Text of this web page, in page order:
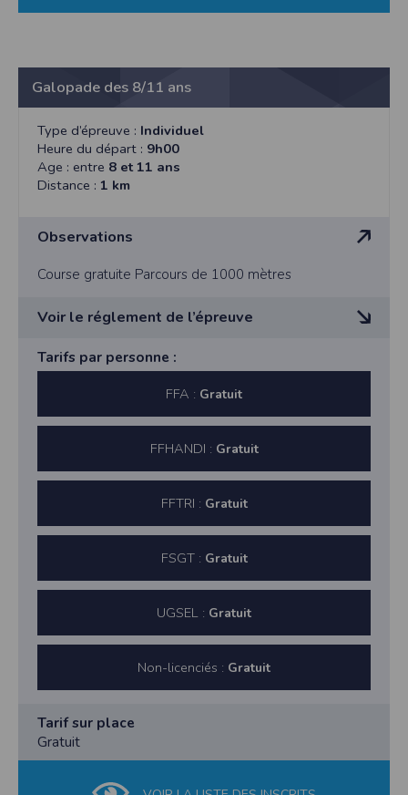
Galopade des 8/11 ans
Type d’épreuve : Individuel
Heure du départ : 9h00
Age : entre 8 et 11 ans
Distance : 1 km
Observations
Course gratuite Parcours de 1000 mètres
Voir le réglement de l’épreuve
A venir
Tarifs par personne :
FFA : Gratuit
FFHANDI : Gratuit
FFTRI : Gratuit
FSGT : Gratuit
UGSEL : Gratuit
Non-licenciés : Gratuit
Tarif sur place
Gratuit